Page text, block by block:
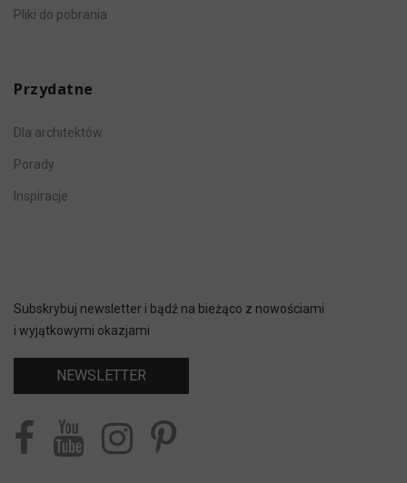
Pliki do pobrania
Przydatne
Dla architektów
Porady
Inspiracje
Subskrybuj newsletter i bądź na bieżąco z nowościami
i wyjątkowymi okazjami
NEWSLETTER